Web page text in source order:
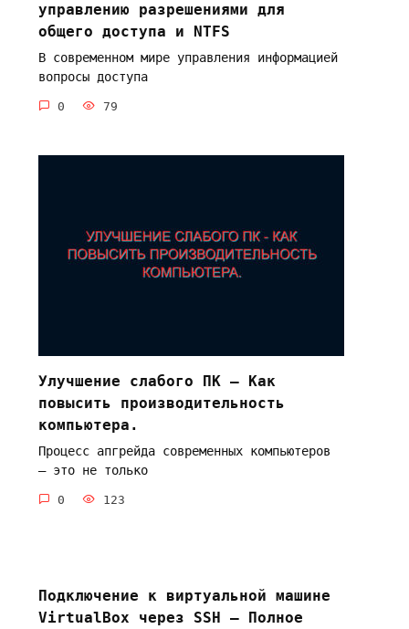
управлению разрешениями для
общего доступа и NTFS
В современном мире управления информацией
вопросы доступа
0 79
Улучшение слабого ПК — Как
повысить производительность
компьютера.
Процесс апгрейда современных компьютеров
– это не только
0 123
Подключение к виртуальной машине
VirtualBox через SSH – Полное